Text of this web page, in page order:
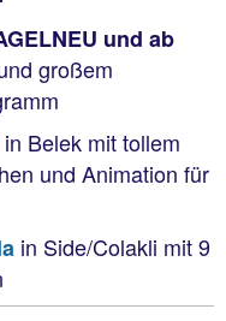
und ab
großem
in Belek mit tollem
und Animation für
in Side/Colakli mit 9